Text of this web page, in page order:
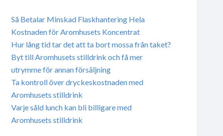
Så Betalar Minskad Flaskhantering Hela
Kostnaden för Aromhusets Koncentrat
Hur lång tid tar det att ta bort mossa från taket?
Byt till Aromhusets stilldrink och få mer
utrymme för annan försäljning
Ta kontroll över dryckeskostnaden med
Aromhusets stilldrink
Varje såld lunch kan bli billigare med
Aromhusets stilldrink